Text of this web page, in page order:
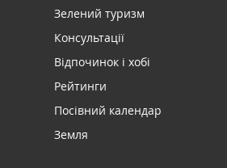
Зелений туризм
Консультації
Відпочинок і хобі
Рейтинги
Посівний календар
Земля